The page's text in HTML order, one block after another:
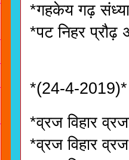
*गहकेय गढ़
*पट निहर प्रौढ़
*(24-4-2019)*
*व्रज विहार
*व्रज विहार